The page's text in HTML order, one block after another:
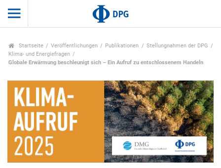
Startseite Veröffentlichungen Publikationen
Stellungnahmen der DPG
Klima- und Energiefragen
Globale Erwärmung beschleunigt sich – Ein Aufruf zu entschlossenem Handeln